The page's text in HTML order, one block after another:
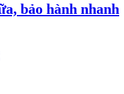
bảo hành nhanh